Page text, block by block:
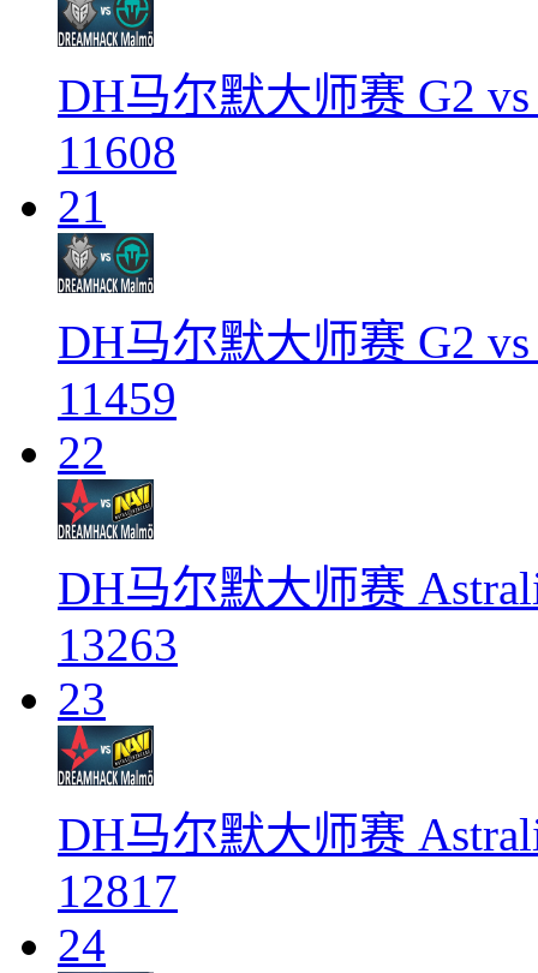
DH马尔默大师赛 G2
11608
21
DH马尔默大师赛 G2
11459
22
DH马尔默大师赛
13263
23
DH马尔默大师赛
12817
24